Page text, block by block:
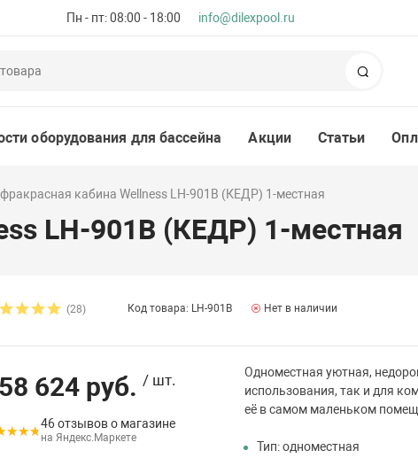
Пн - пт: 08:00 - 18:00 info@dilexpool.ru
оборудования для бассейна Акции Статьи
кабина Wellness LH-901B (КЕДР) 1-местная
LH-901B (КЕДР) 1-местная
(28) Код товара: LH-901B Нет в наличии
624 руб. / шт.
46 отзывов о магазине
на Яндекс.Маркете
Одноместная уютная,
использования, так и для
её в самом маленьком
Тип: одноместная